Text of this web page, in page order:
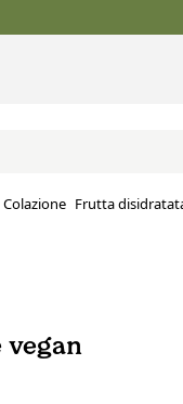
Colazione Frutta